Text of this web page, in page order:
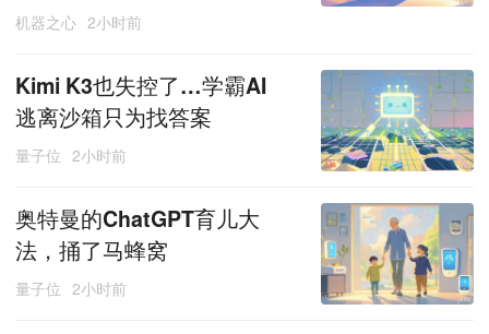
机器之心 2小时前
Kimi K3也失控了…学霸AI
逃离沙箱只为找答案
量子位 2小时前
奥特曼的ChatGPT育儿大
法，捅了马蜂窝
量子位 2小时前